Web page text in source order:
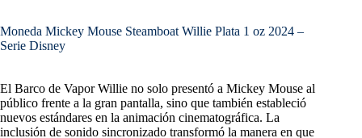
Moneda Mickey Mouse Steamboat Willie Plata 1 oz 2024 –
Serie Disney
El Barco de Vapor Willie no solo presentó a Mickey Mouse al
público frente a la gran pantalla, sino que también estableció
nuevos estándares en la animación cinematográfica. La
inclusión de sonido sincronizado transformó la manera en que